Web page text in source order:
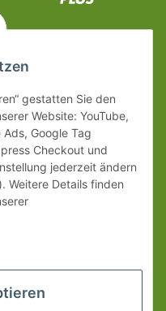
gestatten Sie den
Website: YouTube,
Google Tag
Checkout und
jederzeit ändern
Weitere Details finden